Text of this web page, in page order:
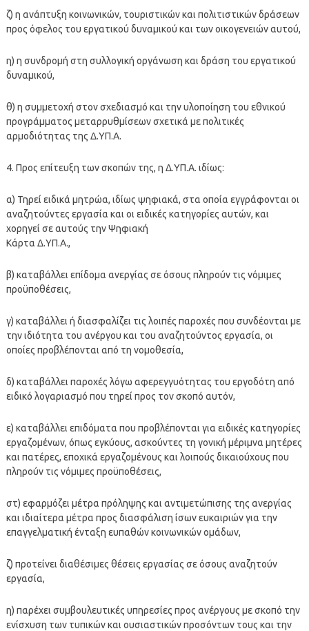
ζ) η ανάπτυξη κοινωνικών, τουριστικών και πολιτιστικών δράσεων
προς όφελος του εργατικού δυναμικού και των οικογενειών αυτού,
η) η συνδρομή στη συλλογική οργάνωση και δράση του εργατικού
δυναμικού,
θ) η συμμετοχή στον σχεδιασμό και την υλοποίηση του εθνικού
προγράμματος μεταρρυθμίσεων σχετικά με πολιτικές
αρμοδιότητας της Δ.ΥΠ.Α.
4. Προς επίτευξη των σκοπών της, η Δ.ΥΠ.Α. ιδίως:
α) Τηρεί ειδικά μητρώα, ιδίως ψηφιακά, στα οποία εγγράφονται οι
αναζητούντες εργασία και οι ειδικές κατηγορίες αυτών, και
χορηγεί σε αυτούς την Ψηφιακή
Κάρτα Δ.ΥΠ.Α.,
β) καταβάλλει επίδομα ανεργίας σε όσους πληρούν τις νόμιμες
προϋποθέσεις,
γ) καταβάλλει ή διασφαλίζει τις λοιπές παροχές που συνδέονται με
την ιδιότητα του ανέργου και του αναζητούντος εργασία, οι
οποίες προβλέπονται από τη νομοθεσία,
δ) καταβάλλει παροχές λόγω αφερεγγυότητας του εργοδότη από
ειδικό λογαριασμό που τηρεί προς τον σκοπό αυτόν,
ε) καταβάλλει επιδόματα που προβλέπονται για ειδικές κατηγορίες
εργαζομένων, όπως εγκύους, ασκούντες τη γονική μέριμνα μητέρες
και πατέρες, εποχικά εργαζομένους και λοιπούς δικαιούχους που
πληρούν τις νόμιμες προϋποθέσεις,
στ) εφαρμόζει μέτρα πρόληψης και αντιμετώπισης της ανεργίας
και ιδιαίτερα μέτρα προς διασφάλιση ίσων ευκαιριών για την
επαγγελματική ένταξη ευπαθών κοινωνικών ομάδων,
ζ) προτείνει διαθέσιμες θέσεις εργασίας σε όσους αναζητούν
εργασία,
η) παρέχει συμβουλευτικές υπηρεσίες προς ανέργους με σκοπό την
ενίσχυση των τυπικών και ουσιαστικών προσόντων τους και την